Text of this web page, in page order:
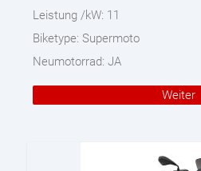
Leistung /kW: 11
Biketype: Supermoto
Neumotorrad: JA
Weiter